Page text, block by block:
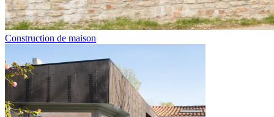
Construction de maison